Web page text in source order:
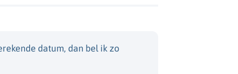
datum, dan bel ik zo